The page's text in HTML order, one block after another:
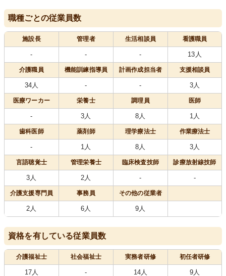
職種ごとの従業員数
施設長 管理者 生活相談員 看護職員
- - - 13人
介護職員 機能訓練指導員 計画作成担当者 支援相談員
34人 - - 3人
医療ワーカー 栄養士 調理員 医師
- 3人 8人 1人
歯科医師 薬剤師 理学療法士 作業療法士
- 1人 8人 3人
言語聴覚士 管理栄養士 臨床検査技師 診療放射線技師
3人 2人 - -
介護支援専門員 事務員 その他の従業者
2人 6人 9人
資格を有している従業員数
介護福祉士 社会福祉士 実務者研修 初任者研修
17人 - 14人 9人